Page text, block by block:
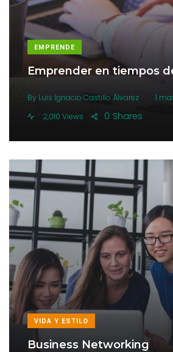
EMPRENDE
Emprender en tiempos
By Luis Ignacio Castillo Álvarez . 1
2,010 Views
Shares
0
VIDA Y ESTILO
Business Networking